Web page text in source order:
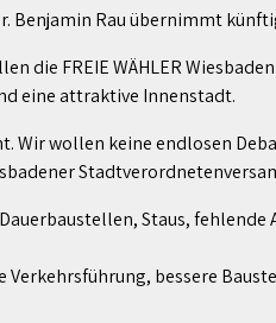
Benjamin Rau übernimmt
die FREIE WÄHLER
eine attraktive Innenstadt.
Wir wollen keine endlosen
Staus,
Verkehrsführung, bessere